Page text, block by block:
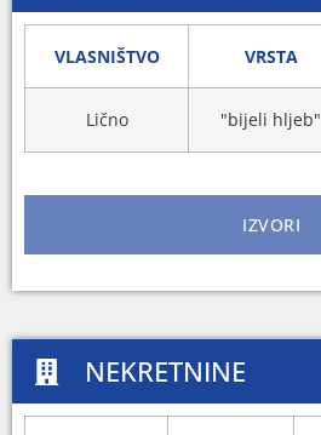
VLASNIŠTVO VRSTA
Lično "bijeli hljeb"
IZVORI
NEKRETNINE